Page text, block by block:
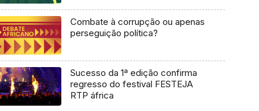
Combate à corrupção ou apenas
perseguição política?
Sucesso da 1ª edição confirma
regresso do festival FESTEJA
RTP áfrica